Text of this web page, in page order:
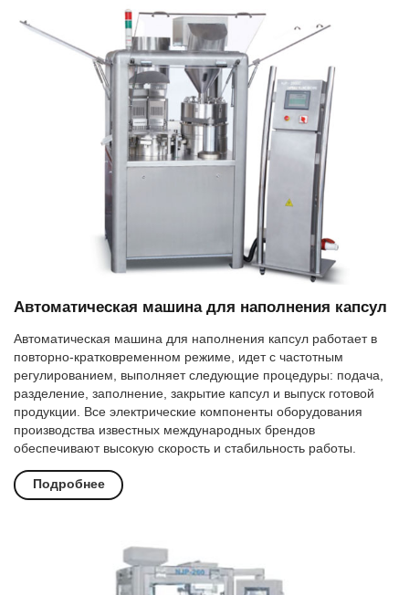
Автоматическая машина для наполнения капсул
Автоматическая машина для наполнения капсул работает в
повторно-кратковременном режиме, идет с частотным
регулированием, выполняет следующие процедуры: подача,
разделение, заполнение, закрытие капсул и выпуск готовой
продукции. Все электрические компоненты оборудования
производства известных международных брендов
обеспечивают высокую скорость и стабильность работы.
Подробнее